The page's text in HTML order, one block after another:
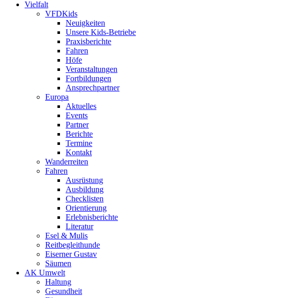
Vielfalt
VFDKids
Neuigkeiten
Unsere Kids-Betriebe
Praxisberichte
Fahren
Höfe
Veranstaltungen
Fortbildungen
Ansprechpartner
Europa
Aktuelles
Events
Partner
Berichte
Termine
Kontakt
Wanderreiten
Fahren
Ausrüstung
Ausbildung
Checklisten
Orientierung
Erlebnisberichte
Literatur
Esel & Mulis
Reitbegleithunde
Eiserner Gustav
Säumen
AK Umwelt
Haltung
Gesundheit